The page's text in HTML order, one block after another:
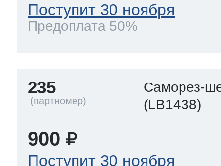
Поступит 30 ноября
Предоплата 50%
235
Саморез-
(LB1438)
900
Поступит 30 ноября